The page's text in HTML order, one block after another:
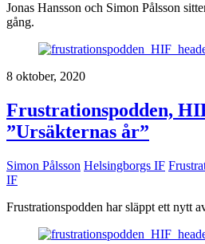
Jonas Hansson och Simon Pålsson
gång.
8 oktober, 2020
Frustrationspodden,
”Ursäkternas år”
Simon Pålsson Helsingborgs IF
IF
Frustrationspodden har släppt ett nytt